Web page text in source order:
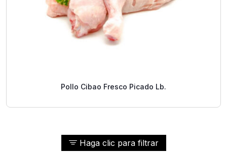
Haga clic para filtrar
Pollo Cibao Fresco Picado Lb.